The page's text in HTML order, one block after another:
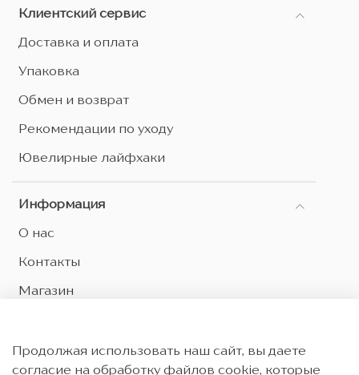
Клиентский сервис
Доставка и оплата
Упаковка
Обмен и возврат
Рекомендации по уходу
Ювелирные лайфхаки
Информация
О нас
Контакты
Магазин
Оферта и политика конфиденциальности
Продолжая использовать наш сайт, вы даете
согласие на обработку файлов cookie, которые